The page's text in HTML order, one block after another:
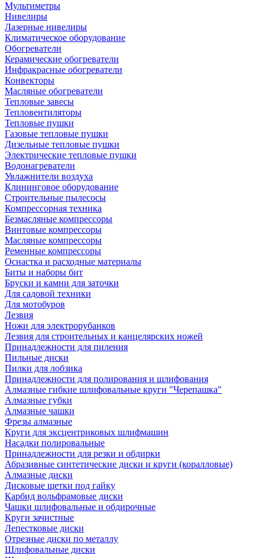
Мультиметры
Нивелиры
Лазерные нивелиры
Климатическое оборудование
Обогреватели
Керамические обогреватели
Инфракрасные обогреватели
Конвекторы
Масляные обогреватели
Тепловые завесы
Тепловентиляторы
Тепловые пушки
Газовые тепловые пушки
Дизельные тепловые пушки
Электрические тепловые пушки
Водонагреватели
Увлажнители воздуха
Клининговое оборудование
Строительные пылесосы
Компрессорная техника
Безмасляные компрессоры
Винтовые компрессоры
Масляные компрессоры
Ременные компрессоры
Оснастка и расходные материалы
Биты и наборы бит
Бруски и камни для заточки
Для садовой техники
Для мотобуров
Лезвия
Ножи для электрорубанков
Лезвия для строительных и канцелярских ножей
Принадлежности для пиления
Пильные диски
Пилки для лобзика
Принадлежности для полирования и шлифования
Алмазные гибкие шлифовальные круги "Черепашка"
Алмазные губки
Алмазные чашки
Фрезы алмазные
Круги для эксцентриковых шлифмашин
Насадки полировальные
Принадлежности для резки и обдирки
Абразивные синтетические диски и круги (коралловые)
Алмазные диски
Дисковые щетки под гайку
Карбид вольфрамовые диски
Чашки шлифовальные и обдирочные
Круги зачистные
Лепестковые диски
Отрезные диски по металлу
Шлифовальные диски